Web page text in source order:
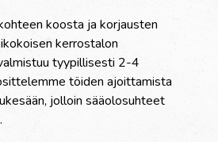
koosta ja korjausten
kerrostalon
tyypillisesti 2-4
töiden ajoittamista
jolloin sääolosuhteet